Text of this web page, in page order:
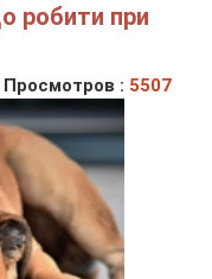
робити при
Просмотров : 5507